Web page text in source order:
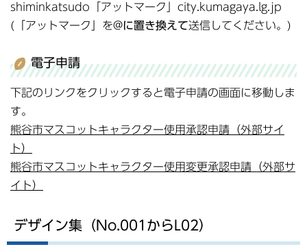
shiminkatsudo「アットマーク」city.kumagaya.lg.jp
(「アットマーク」を@に置き換えて送信してください。)
電子申請
下記のリンクをクリックすると電子申請の画面に移動しま
す。
熊谷市マスコットキャラクター使用承認申請（外部サイ
ト）
熊谷市マスコットキャラクター使用変更承認申請（外部サ
イト）
デザイン集（No.001からL02）